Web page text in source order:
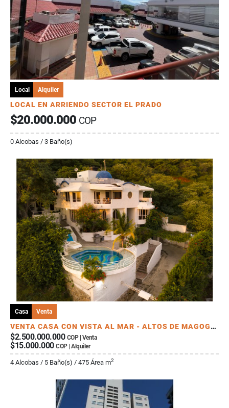
Local Alquiler
LOCAL EN ARRIENDO SECTOR EL PRADO
$20.000.000 COP
0 Alcobas / 3 Baño(s)
Casa Venta
VENTA CASA CON VISTA AL MAR - ALTOS DE MAGOGO - RODADERO - SANTA MARTA
$2.500.000.000 COP | Venta
$15.000.000 COP | Alquiler
4 Alcobas / 5 Baño(s) / 475 Área m2